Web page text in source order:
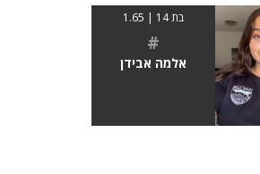
בת 14 | 1.65
#
אלמה אבידן